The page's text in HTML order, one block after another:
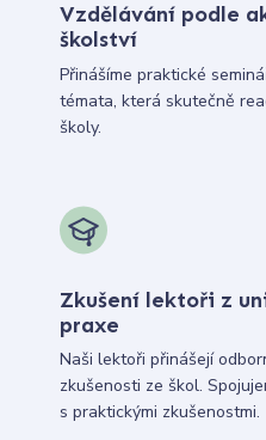
Vzdělávání podle
školství
Přinášíme praktické
témata, která skutečně
školy.
Zkušení lektoři z
praxe
Naši lektoři přinášejí
zkušenosti ze škol.
s praktickými zkušenostmi.